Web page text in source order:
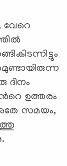
ദിനം
ഉത്തരം
സമയം,